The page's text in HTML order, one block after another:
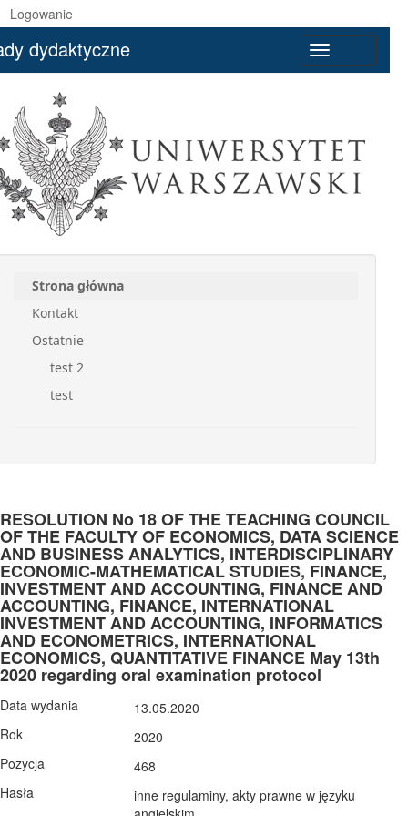
Logowanie
navigation
dydaktyczne
Strona główna
Kontakt
Ostatnie
test 2
test
RESOLUTION No 18 OF THE TEACHING COUNCIL
OF THE FACULTY OF ECONOMICS, DATA SCIENCE
AND BUSINESS ANALYTICS, INTERDISCIPLINARY
ECONOMIC-MATHEMATICAL STUDIES, FINANCE,
INVESTMENT AND ACCOUNTING, FINANCE AND
ACCOUNTING, FINANCE, INTERNATIONAL
INVESTMENT AND ACCOUNTING, INFORMATICS
AND ECONOMETRICS, INTERNATIONAL
ECONOMICS, QUANTITATIVE FINANCE May 13th
2020 regarding oral examination protocol
Data wydania
13.05.2020
Rok
2020
Pozycja
468
Hasła
inne regulaminy, akty prawne w języku